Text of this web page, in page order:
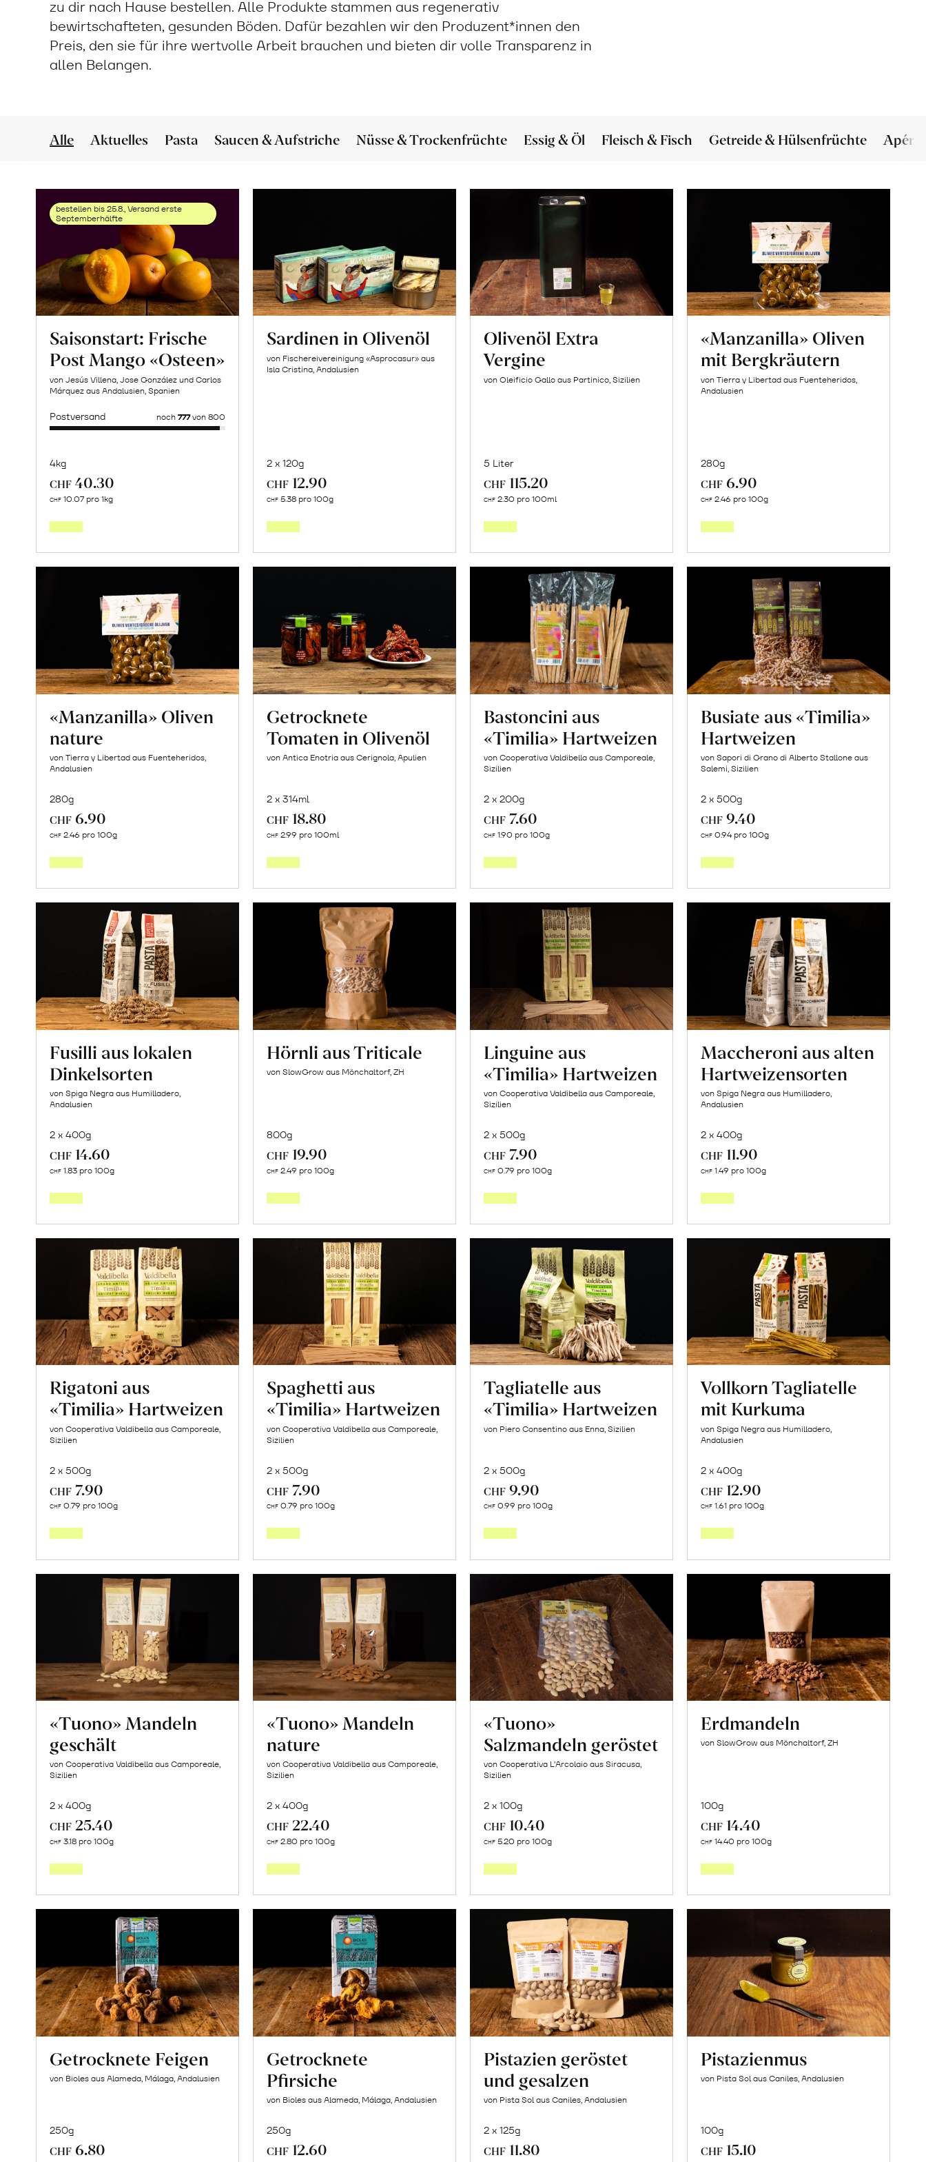
zu dir nach Hause bestellen. Alle Produkte stammen aus regenerativ
bewirtschafteten, gesunden Böden. Dafür bezahlen wir den Produzent*innen den
Preis, den sie für ihre wertvolle Arbeit brauchen und bieten dir volle Transparenz in
allen Belangen.
Alle Aktuelles Pasta Saucen & Aufstriche Nüsse & Trockenfrüchte Essig & Öl Fleisch & Fisch Getreide & Hülsenfrüchte Apéro
bestellen bis 25.8., Versand erste
Septemberhälfte
Saisonstart: Frische
Post Mango «Osteen»
von Jesús Villena, Jose González und Carlos
Márquez aus Andalusien, Spanien
Postversand noch 777von 800
4kg
CHF 40.30
CHF 10.07 pro 1kg
Frische
Mango
«Osteen»
erfahren
Sardinen in Olivenöl
von Fischereivereinigung «Asprocasur» aus
Isla Cristina, Andalusien
2 x 120g
CHF 12.90
CHF 5.38 pro 100g
Olivenöl Extra
Vergine
von Oleificio Gallo aus Partinico, Sizilien
5 Liter
CHF 115.20
CHF 2.30 pro 100ml
«Manzanilla» Oliven
mit Bergkräutern
von Tierra y Libertad aus Fuenteheridos,
Andalusien
280g
CHF 6.90
CHF 2.46 pro 100g
«Manzanilla» Oliven
nature
von Tierra y Libertad aus Fuenteheridos,
Andalusien
280g
CHF 6.90
CHF 2.46 pro 100g
Getrocknete
Tomaten in Olivenöl
von Antica Enotria aus Cerignola, Apulien
2 x 314ml
CHF 18.80
CHF 2.99 pro 100ml
Bastoncini aus
«Timilia» Hartweizen
von Cooperativa Valdibella aus Camporeale,
Sizilien
2 x 200g
CHF 7.60
CHF 1.90 pro 100g
Busiate aus «Timilia»
Hartweizen
von Sapori di Grano di Alberto Stallone aus
Salemi, Sizilien
2 x 500g
CHF 9.40
CHF 0.94 pro 100g
Fusilli aus lokalen
Dinkelsorten
von Spiga Negra aus Humilladero,
Andalusien
2 x 400g
CHF 14.60
CHF 1.83 pro 100g
Hörnli aus Triticale
von SlowGrow aus Mönchaltorf, ZH
800g
CHF 19.90
CHF 2.49 pro 100g
Linguine aus
«Timilia» Hartweizen
von Cooperativa Valdibella aus Camporeale,
Sizilien
2 x 500g
CHF 7.90
CHF 0.79 pro 100g
Maccheroni aus alten
Hartweizensorten
von Spiga Negra aus Humilladero,
Andalusien
2 x 400g
CHF 11.90
CHF 1.49 pro 100g
Rigatoni aus
«Timilia» Hartweizen
von Cooperativa Valdibella aus Camporeale,
Sizilien
2 x 500g
CHF 7.90
CHF 0.79 pro 100g
Spaghetti aus
«Timilia» Hartweizen
von Cooperativa Valdibella aus Camporeale,
Sizilien
2 x 500g
CHF 7.90
CHF 0.79 pro 100g
Tagliatelle aus
«Timilia» Hartweizen
von Piero Consentino aus Enna, Sizilien
2 x 500g
CHF 9.90
CHF 0.99 pro 100g
Vollkorn Tagliatelle
mit Kurkuma
von Spiga Negra aus Humilladero,
Andalusien
2 x 400g
CHF 12.90
CHF 1.61 pro 100g
«Tuono» Mandeln
geschält
von Cooperativa Valdibella aus Camporeale,
Sizilien
2 x 400g
CHF 25.40
CHF 3.18 pro 100g
«Tuono» Mandeln
nature
von Cooperativa Valdibella aus Camporeale,
Sizilien
2 x 400g
CHF 22.40
CHF 2.80 pro 100g
«Tuono»
Salzmandeln geröstet
von Cooperativa L’Arcolaio aus Siracusa,
Sizilien
2 x 100g
CHF 10.40
CHF 5.20 pro 100g
Erdmandeln
von SlowGrow aus Mönchaltorf, ZH
100g
CHF 14.40
CHF 14.40 pro 100g
Getrocknete Feigen
von Bioles aus Alameda, Málaga, Andalusien
250g
CHF 6.80
Getrocknete
Pfirsiche
von Bioles aus Alameda, Málaga, Andalusien
250g
CHF 12.60
Pistazien geröstet
und gesalzen
von Pista Sol aus Caniles, Andalusien
2 x 125g
CHF 11.80
Pistazienmus
von Pista Sol aus Caniles, Andalusien
100g
CHF 15.10